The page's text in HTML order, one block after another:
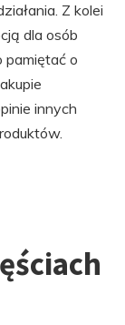
Z kolei
dla osób
pamiętać o
innych